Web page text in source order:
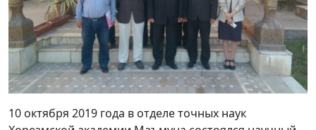
10 октября 2019 года в отделе точных наук